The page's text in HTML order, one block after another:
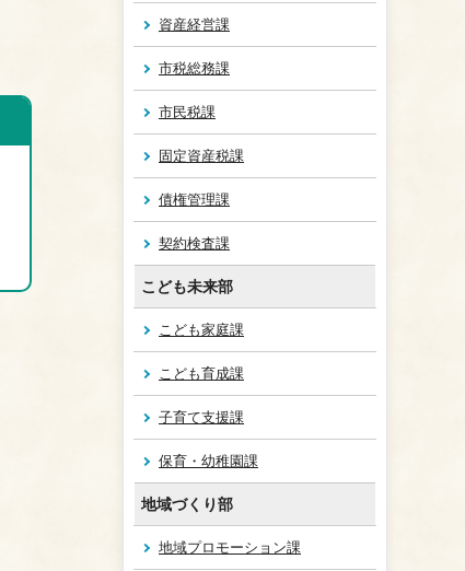
資産経営課
市税総務課
市民税課
固定資産税課
債権管理課
契約検査課
こども未来部
こども家庭課
こども育成課
子育て支援課
保育・幼稚園課
地域づくり部
地域プロモーション課